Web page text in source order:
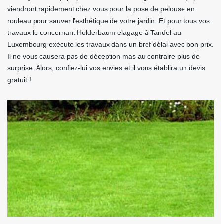
viendront rapidement chez vous pour la pose de pelouse en
rouleau pour sauver l’esthétique de votre jardin. Et pour tous vos
travaux le concernant Holderbaum elagage à Tandel au
Luxembourg exécute les travaux dans un bref délai avec bon prix.
Il ne vous causera pas de déception mas au contraire plus de
surprise. Alors, confiez-lui vos envies et il vous établira un devis
gratuit !